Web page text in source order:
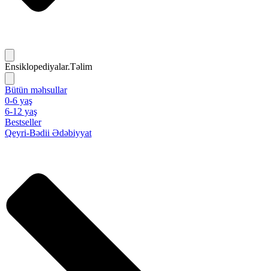
Ensiklopediyalar.Təlim
Bütün məhsullar
0-6 yaş
6-12 yaş
Bestseller
Qeyri-Bədii Ədəbiyyat